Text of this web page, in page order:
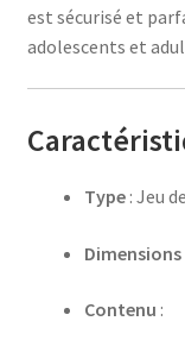
est sécurisé et
adolescents et
Type: Jeu
Contenu :